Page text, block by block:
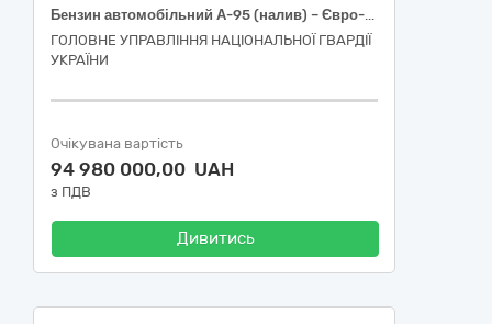
Бензин автомобільний А-95 (налив) – Євро-5 – Е5 (Е0, Е7, Е10)
ГОЛОВНЕ УПРАВЛІННЯ НАЦІОНАЛЬНОЇ ГВАРДІЇ
УКРАЇНИ
Очікувана вартість
94 980 000,00 UAH
з ПДВ
Дивитись